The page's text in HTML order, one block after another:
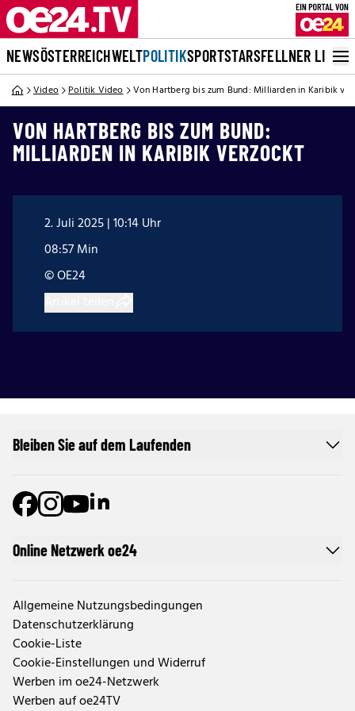
NEWSÖSTERREICHWELTPOLITIKSPORTSTARSFELLNER LIVE
Video Politik Video Von Hartberg bis zum Bund: Milliarden in Karibik
VON HARTBERG BIS ZUM BUND:
MILLIARDEN IN KARIBIK VERZOCKT
2. Juli 2025 | 10:14 Uhr
08:57 Min
© OE24
Online Netzwerk oe24
Allgemeine Nutzungsbedingungen
Datenschutzerklärung
Cookie-Liste
Cookie-Einstellungen und Widerruf
Werben im oe24-Netzwerk
Werben auf oe24TV
Bleiben Sie auf dem Laufenden